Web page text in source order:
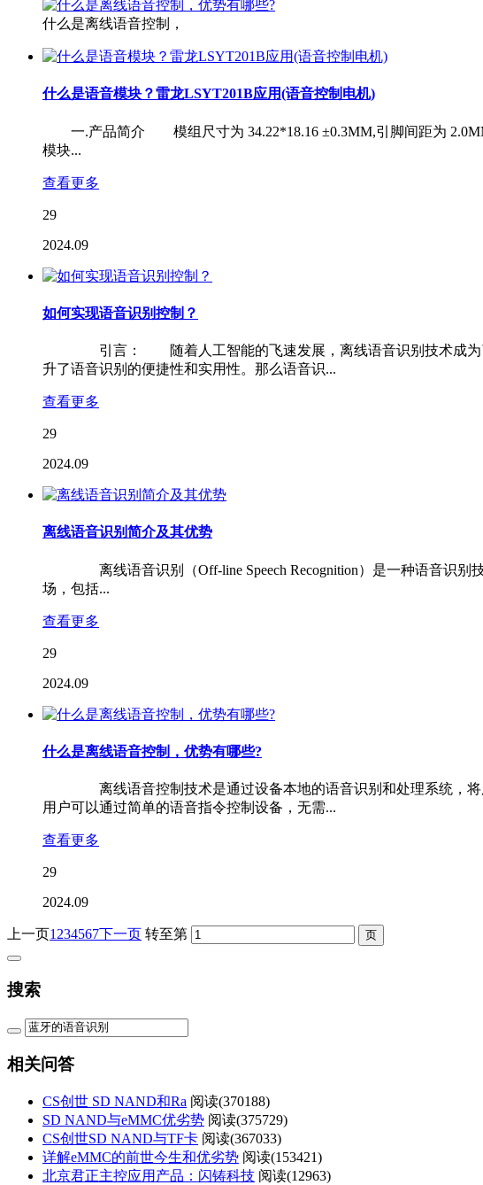
什么是离线语音控制，
什么是语音模块？雷龙LSYT201B应用(语音控制电机)
一.产品简介 模组尺寸为 34.22*18.16 ±0.3MM,引脚间距为
模块...
查看更多
29
2024.09
如何实现语音识别控制？
引言： 随着人工智能的飞速发展，离线语音识别技术成为了一
升了语音识别的便捷性和实用性。那么语音识...
查看更多
29
2024.09
离线语音识别简介及其优势
离线语音识别（Off-line Speech Recognition）是一种语音识别技
场，包括...
查看更多
29
2024.09
什么是离线语音控制，优势有哪些?
离线语音控制技术是通过设备本地的语音识别和处理系统，将用
用户可以通过简单的语音指令控制设备，无需...
查看更多
29
2024.09
上一页1 234567下一页 转至第
搜索
相关问答
CS创世 SD NAND和Ra 阅读(370188)
SD NAND与eMMC优劣势 阅读(375729)
CS创世SD NAND与TF卡 阅读(367033)
详解eMMC的前世今生和优劣势 阅读(153421)
北京君正主控应用产品：闪铸科技 阅读(12963)